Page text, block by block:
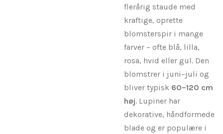
flerårig staude med
kraftige, oprette
blomsterspir i mange
farver – ofte blå, lilla,
rosa, hvid eller gul. Den
blomstrer i juni–juli og
bliver typisk 60–120 cm
høj. Lupiner har
dekorative, håndformede
blade og er populære i